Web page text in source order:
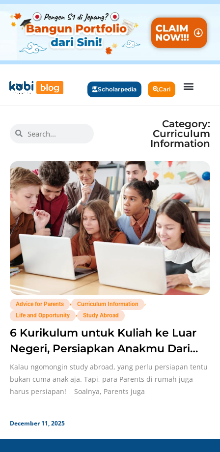
Scholarpedia Cari
Category:
Curriculum
Information
Advice for Parents Curriculum Information
Life and Opportunity
Study Abroad
6 Kurikulum untuk Kuliah ke Luar
Negeri, Persiapkan Anakmu Dari
Sekarang!
Kalau ngomongin study abroad, yang perlu persiapan tentu
bukan cuma anak aja. Tapi, para Parents di rumah juga
harus persiapan! Soalnya, Parents juga
December 11, 2025